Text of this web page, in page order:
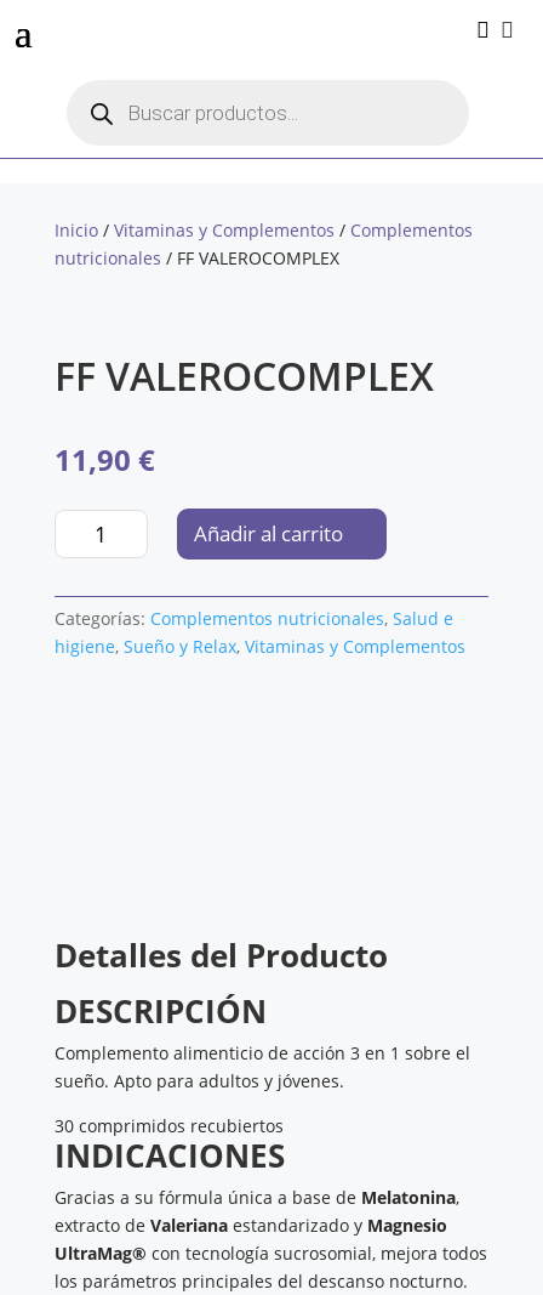
 
productos
Inicio/ Vitaminas y Complementos / Complementos
nutricionales / FF VALEROCOMPLEX
FF VALEROCOMPLEX
11,90 €
FF
VALEROCOMPLEX
Añadir al carrito
Categorías: Complementos nutricionales, Salud e
higiene, Sueño y Relax, Vitaminas y Complementos
Detalles del Producto
DESCRIPCIÓN
Complemento alimenticio de acción 3 en 1 sobre el
sueño. Apto para adultos y jóvenes.
30 comprimidos recubiertos
INDICACIONES
​Gracias a su fórmula única a base de Melatonina,
extracto de Valeriana estandarizado y Magnesio
UltraMag® con tecnología sucrosomial, mejora todos
los parámetros principales del descanso nocturno.